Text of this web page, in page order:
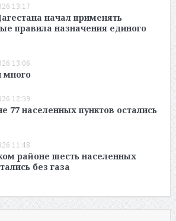
13:17
начал применять
правила назначения единого
13:06
много
12:59
77 населенных пунктов остались
11:48
районе шесть населенных
без газа